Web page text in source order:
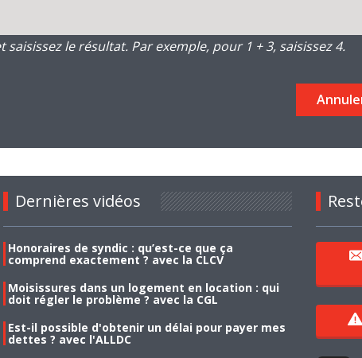
le résultat. Par exemple, pour 1 + 3, saisissez 4.
Dernières vidéos
Honoraires de syndic : qu’est-ce que ça
comprend exactement ? avec la CLCV
Moisissures dans un logement en location : qui
doit régler le problème ? avec la CGL
Est-il possible d'obtenir un délai pour payer mes
dettes ? avec l'ALLDC